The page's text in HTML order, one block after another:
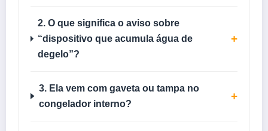
2. O que significa o aviso sobre
“dispositivo que acumula água de
degelo”?
+
3. Ela vem com gaveta ou tampa no
congelador interno?
+